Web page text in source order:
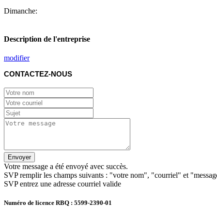
Dimanche:
Description de l'entreprise
modifier
CONTACTEZ-NOUS
Envoyer
Votre message a été envoyé avec succès.
SVP remplir les champs suivants : "votre nom", "courriel" et
SVP entrez une adresse courriel valide
Numéro de licence RBQ : 5599-2390-01